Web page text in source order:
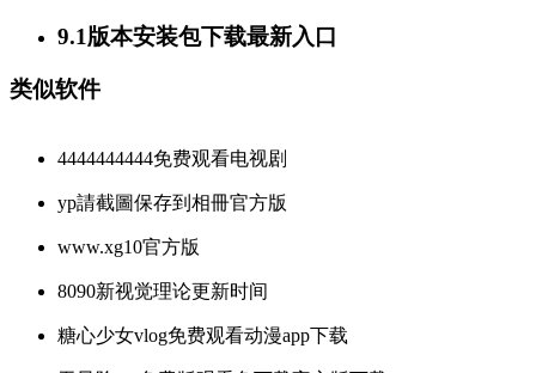
9.1版本安装包下载最新入口
类似软件
4444444444免费观看电视剧
yp請截圖保存到相冊官方版
www.xg10官方版
8090新视觉理论更新时间
糖心少女vlog免费观看动漫app下载